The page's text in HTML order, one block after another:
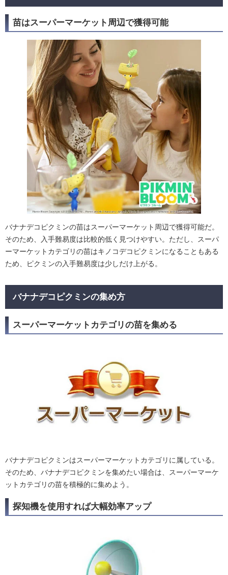
苗はスーパーマーケット周辺で獲得可能
バナナデコピクミンの苗はスーパーマーケット周辺で獲得可能だ。
そのため、入手難易度は比較的低く見つけやすい。ただし、スーパ
ーマーケットカテゴリの苗はキノコデコピクミンになることもある
ため、ピクミンの入手難易度は少しだけ上がる。
バナナデコピクミンの集め方
スーパーマーケットカテゴリの苗を集める
バナナデコピクミンはスーパーマーケットカテゴリに属している。
そのため、バナナデコピクミンを集めたい場合は、スーパーマーケ
ットカテゴリの苗を積極的に集めよう。
探知機を使用すれば大幅効率アップ